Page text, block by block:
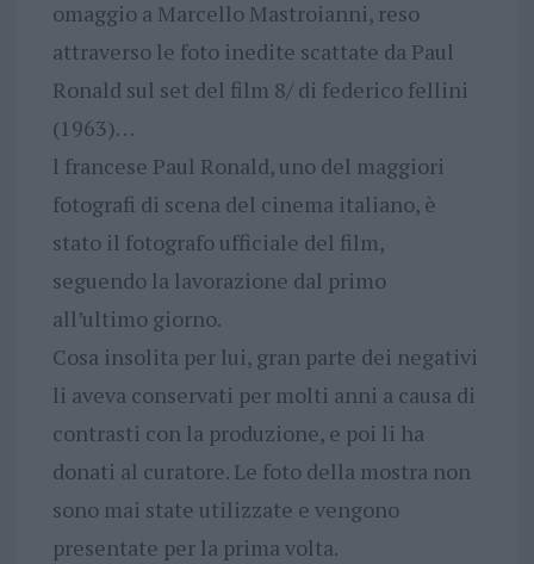
omaggio a Marcello Mastroianni, reso
attraverso le foto inedite scattate da Paul
Ronald sul set del film 8/ di federico fellini
(1963)…
l francese Paul Ronald, uno del maggiori
fotografi di scena del cinema italiano, è
stato il fotografo ufficiale del film,
seguendo la lavorazione dal primo
all’ultimo giorno.
Cosa insolita per lui, gran parte dei negativi
li aveva conservati per molti anni a causa di
contrasti con la produzione, e poi li ha
donati al curatore. Le foto della mostra non
sono mai state utilizzate e vengono
presentate per la prima volta.